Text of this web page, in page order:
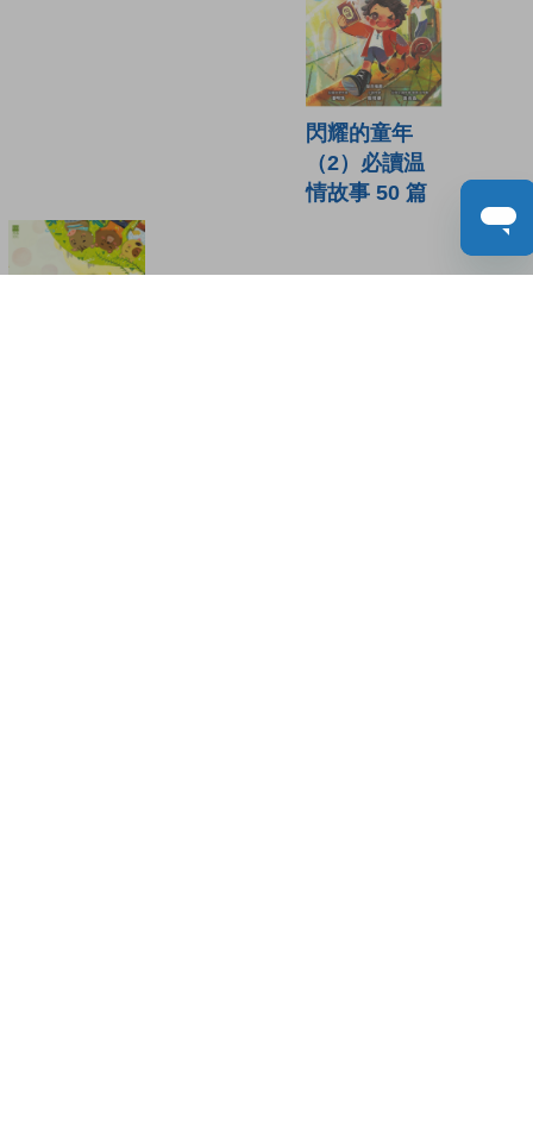
閃耀的童年
（2）必讀温
情故事 50 篇